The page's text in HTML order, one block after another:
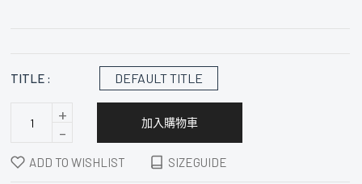
TITLE : DEFAULT TITLE
-
+ 加入購物車
ADD TO WISHLIST SIZEGUIDE